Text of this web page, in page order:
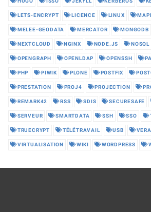
LETS-ENCRYPT LICENCE LINUX
MELEE-GEODATA MERCATOR MONGODB
NEXTCLOUD NGINX NODE.JS NOSQL
OPENGRAPH OPENLDAP OPENSSH
PHP PIWIK PLONE POSTFIX
PRESTATION PROJ4 PROJECTION
REMARK42 RSS SDIS SECURESAFE
SERVEUR SMARTDATA SSH SSO
TRUECRYPT TÉLÉTRAVAIL USB
VIRTUALISATION WIKI WORDPRESS